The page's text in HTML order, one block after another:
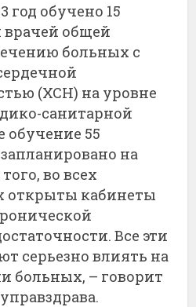
год обучено 15
врачей общей
больных с
(ХСН) на уровне
санитарной
55
на
во всех
открыты кабинеты
Все эти
серьезно влиять на
больных, – говорит